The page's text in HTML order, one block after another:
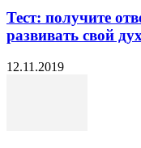
Тест: получите
развивать свой
12.11.2019